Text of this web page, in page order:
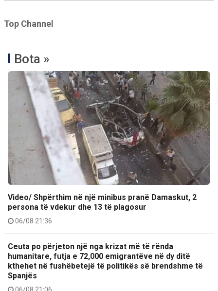
Top Channel
Bota »
Video/ Shpërthim në një minibus pranë Damaskut, 2
persona të vdekur dhe 13 të plagosur
06/08 21:36
Ceuta po përjeton një nga krizat më të rënda
humanitare, futja e 72,000 emigrantëve në dy ditë
kthehet në fushëbetejë të politikës së brendshme të
Spanjës